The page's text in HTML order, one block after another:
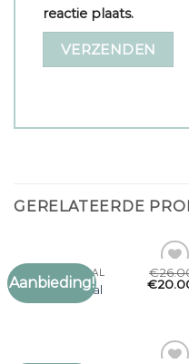
reactie plaats.
GERELATEERDE
Aanbieding!
Toevoegen
ARABISCHE SJAAL
arabische sjaal
€
€